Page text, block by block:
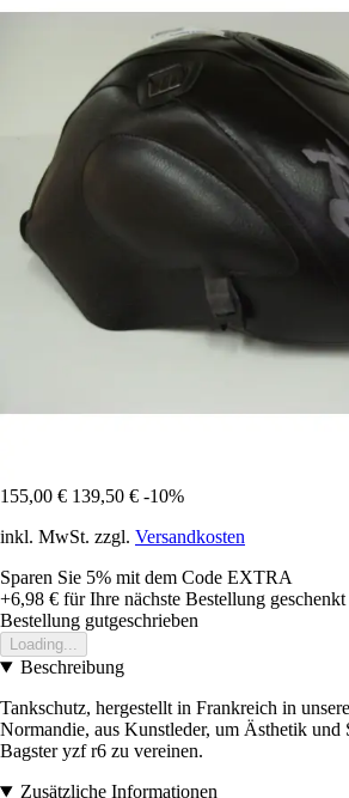
155,00 € 139,50 € -10%
inkl. MwSt. zzgl. Versandkosten
Sparen Sie 5% mit dem Code EXTRA
+6,98 € für Ihre nächste Bestellung geschenkt
Bestellung gutgeschrieben
Loading...
Beschreibung
Tankschutz, hergestellt in Frankreich in
Normandie, aus Kunstleder, um Ästhetik und
Bagster yzf r6 zu vereinen.
Zusätzliche Informationen